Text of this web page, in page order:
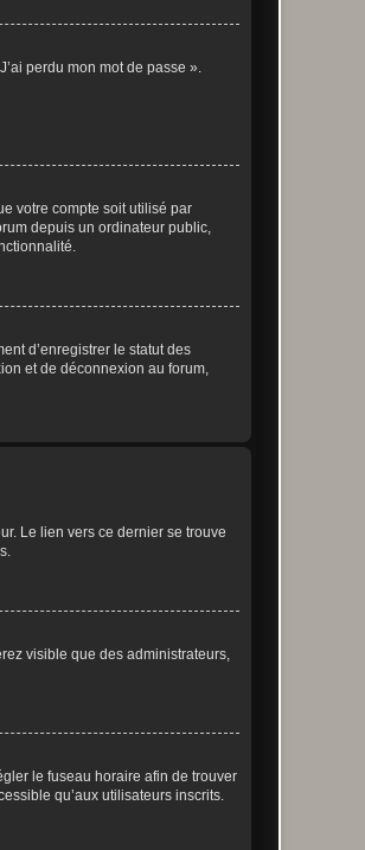
perdu mon mot de passe ».
votre compte soit utilisé par
depuis un ordinateur public,
d’enregistrer le statut des
et de déconnexion au forum,
Le lien vers ce dernier se trouve
visible que des administrateurs,
le fuseau horaire afin de trouver
qu’aux utilisateurs inscrits.